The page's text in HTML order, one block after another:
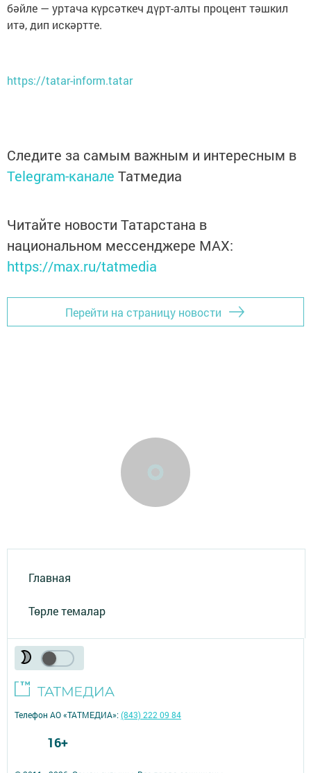
бәйле — уртача күрсәткеч дүрт-алты процент тәшкил
итә, дип искәртте.
https://tatar-inform.tatar
Следите за самым важным и интересным в
Telegram-канале Татмедиа
Читайте новости Татарстана в
национальном мессенджере MАХ:
https://max.ru/tatmedia
Перейти на страницу новости
Главная
Төрле темалар
Телефон АО «ТАТМЕДИА»:(843) 222 09 84
16+